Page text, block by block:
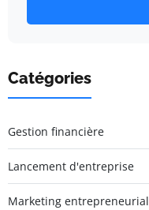
Catégories
Gestion financière
Lancement d'entreprise
Marketing entrepreneurial